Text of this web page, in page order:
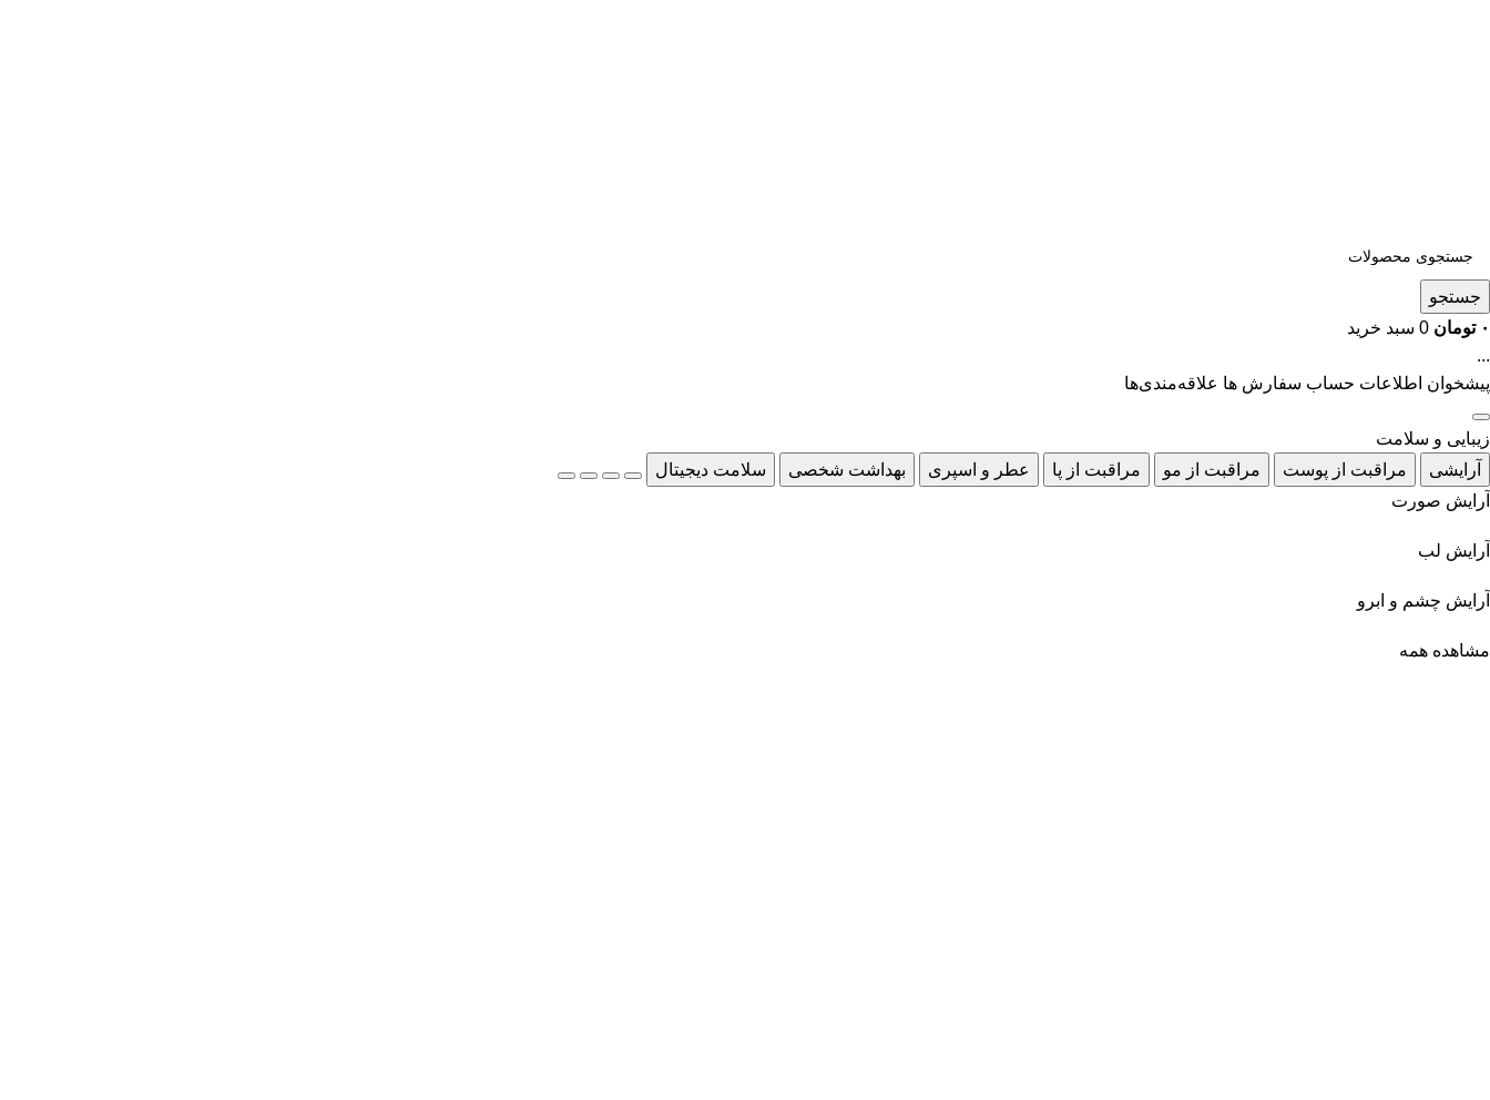
جستجو
۰ تومان 0 سبد خرید
...
پیشخوان اطلاعات حساب سفارش ها علاقه‌مندی‌ها
زیبایی و سلامت
آرایشی
مراقبت از پوست مراقبت از مو مراقبت از پا عطر و اسپری بهداشت شخصی
سلامت دیجیتال
آرایش صورت
آرایش لب
آرایش چشم و ابرو
مشاهده همه